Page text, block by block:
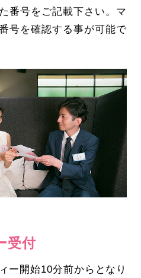
番号をご記載下さい。マ
号を確認する事が可能で
受付
ー開始10分前からとなり